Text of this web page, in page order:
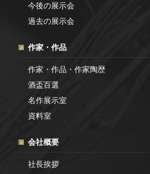
今後の展示会
過去の展示会
作家・作品
作家・作品・作家陶歴
酒盃百選
名作展示室
資料室
会社概要
社長挨拶